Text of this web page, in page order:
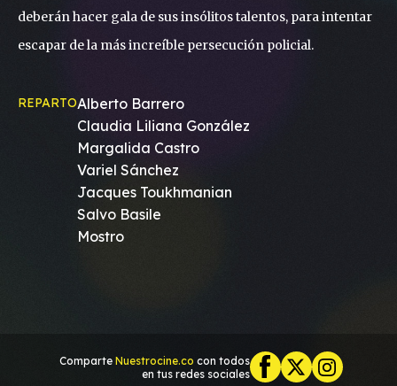
deberán hacer gala de sus insólitos talentos, para intentar
escapar de la más increíble persecución policial.
REPARTOAlberto Barrero
Claudia Liliana González
Margalida Castro
Variel Sánchez
Jacques Toukhmanian
Salvo Basile
Mostro
Comparte Nuestrocine.co con todos
en tus redes sociales